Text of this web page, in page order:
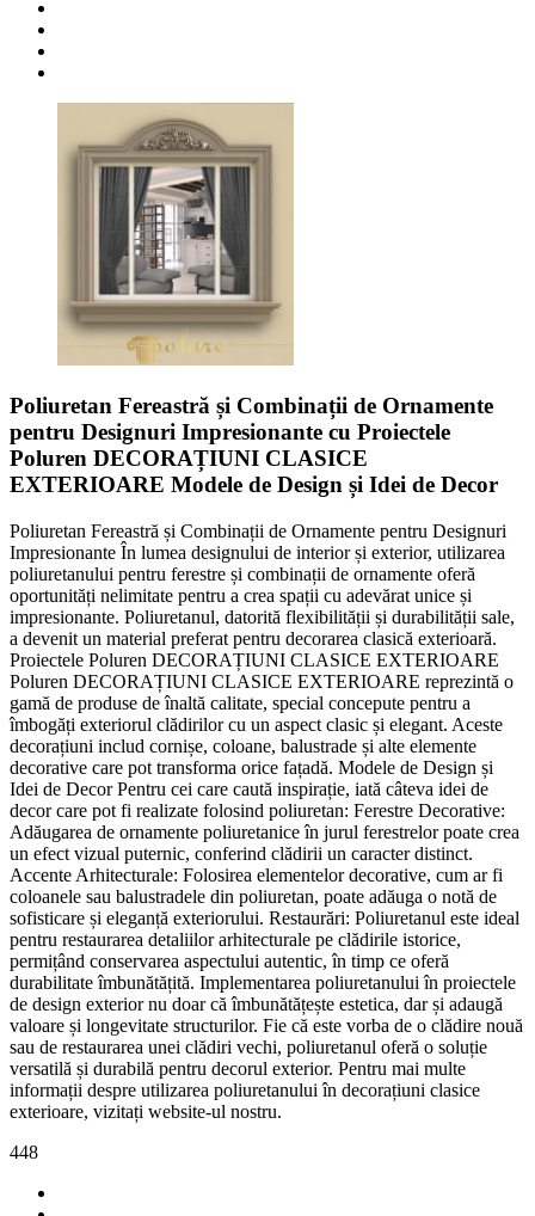
Poliuretan Fereastră și Combinații de Ornamente
pentru Designuri Impresionante cu Proiectele
Poluren DECORAȚIUNI CLASICE
EXTERIOARE Modele de Design și Idei de Decor
Poliuretan Fereastră și Combinații de Ornamente pentru Designuri
Impresionante În lumea designului de interior și exterior, utilizarea
poliuretanului pentru ferestre și combinații de ornamente oferă
oportunități nelimitate pentru a crea spații cu adevărat unice și
impresionante. Poliuretanul, datorită flexibilității și durabilității sale,
a devenit un material preferat pentru decorarea clasică exterioară.
Proiectele Poluren DECORAȚIUNI CLASICE EXTERIOARE
Poluren DECORAȚIUNI CLASICE EXTERIOARE reprezintă o
gamă de produse de înaltă calitate, special concepute pentru a
îmbogăți exteriorul clădirilor cu un aspect clasic și elegant. Aceste
decorațiuni includ cornișe, coloane, balustrade și alte elemente
decorative care pot transforma orice fațadă. Modele de Design și
Idei de Decor Pentru cei care caută inspirație, iată câteva idei de
decor care pot fi realizate folosind poliuretan: Ferestre Decorative:
Adăugarea de ornamente poliuretanice în jurul ferestrelor poate crea
un efect vizual puternic, conferind clădirii un caracter distinct.
Accente Arhitecturale: Folosirea elementelor decorative, cum ar fi
coloanele sau balustradele din poliuretan, poate adăuga o notă de
sofisticare și eleganță exteriorului. Restaurări: Poliuretanul este ideal
pentru restaurarea detaliilor arhitecturale pe clădirile istorice,
permițând conservarea aspectului autentic, în timp ce oferă
durabilitate îmbunătățită. Implementarea poliuretanului în proiectele
de design exterior nu doar că îmbunătățește estetica, dar și adaugă
valoare și longevitate structurilor. Fie că este vorba de o clădire nouă
sau de restaurarea unei clădiri vechi, poliuretanul oferă o soluție
versatilă și durabilă pentru decorul exterior. Pentru mai multe
informații despre utilizarea poliuretanului în decorațiuni clasice
exterioare, vizitați website-ul nostru.
448